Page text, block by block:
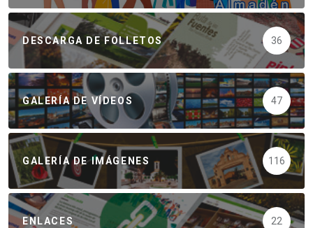
DESCARGA DE FOLLETOS 36
GALERÍA DE VÍDEOS 47
GALERÍA DE IMÁGENES 116
ENLACES 22